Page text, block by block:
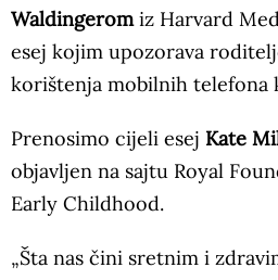
Waldingeromiz Harvard
esej kojim upozorava
korištenja mobilnih telefona
Prenosimo cijeli esej Kate
objavljen na sajtu Royal
Early Childhood.
„Šta nas čini sretnim i